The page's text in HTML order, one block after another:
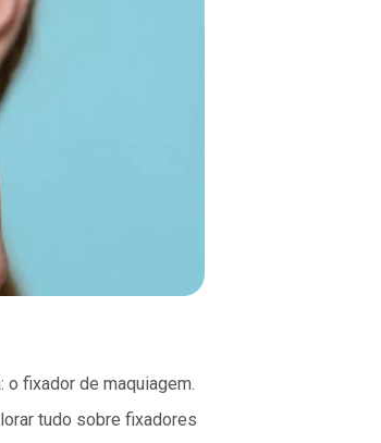
fixador de maquiagem.
tudo sobre fixadores